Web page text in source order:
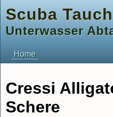
Scuba
Unterwasser
Home
Cressi
Schere